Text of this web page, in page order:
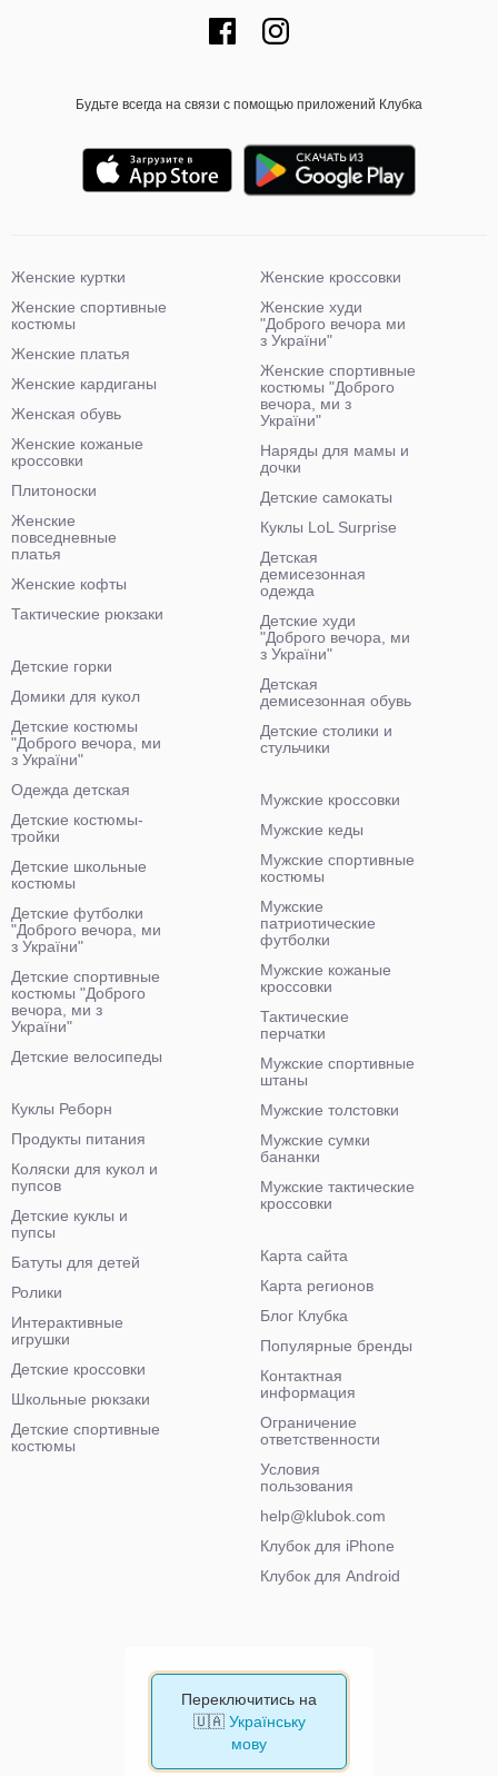
Будьте всегда на связи с помощью приложений Клубка
Женские куртки
Женские спортивные
костюмы
Женские платья
Женские кардиганы
Женская обувь
Женские кожаные
кроссовки
Плитоноски
Женские
повседневные
платья
Женские кофты
Тактические рюкзаки
Женские кроссовки
Женские худи
"Доброго вечора ми
з України"
Женские спортивные
костюмы "Доброго
вечора, ми з
України"
Наряды для мамы и
дочки
Детские самокаты
Куклы LoL Surprise
Детская
демисезонная
одежда
Детские худи
"Доброго вечора, ми
з України"
Детская
демисезонная обувь
Детские столики и
стульчики
Детские горки
Домики для кукол
Детские костюмы
"Доброго вечора, ми
з України"
Одежда детская
Детские костюмы-
тройки
Детские школьные
костюмы
Детские футболки
"Доброго вечора, ми
з України"
Детские спортивные
костюмы "Доброго
вечора, ми з
України"
Детские велосипеды
Мужские кроссовки
Мужские кеды
Мужские спортивные
костюмы
Мужские
патриотические
футболки
Мужские кожаные
кроссовки
Тактические
перчатки
Мужские спортивные
штаны
Мужские толстовки
Мужские сумки
бананки
Мужские тактические
кроссовки
Куклы Реборн
Продукты питания
Коляски для кукол и
пупсов
Детские куклы и
пупсы
Батуты для детей
Ролики
Интерактивные
игрушки
Детские кроссовки
Школьные рюкзаки
Детские спортивные
костюмы
Карта сайта
Карта регионов
Блог Клубка
Популярные бренды
Контактная
информация
Ограничение
ответственности
Условия
пользования
help@klubok.com
Клубок для iPhone
Клубок для Android
Переключитись на
🇺🇦 Українську
мову